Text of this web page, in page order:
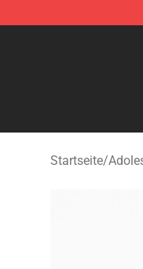
Startseite/